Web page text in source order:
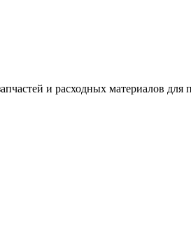
и расходных материалов